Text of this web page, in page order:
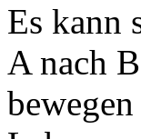
Es kann
A nach